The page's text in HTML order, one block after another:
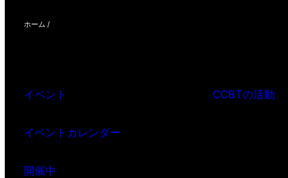
ホーム /
イベント
イベントカレンダー
開催中
CCBTの活動